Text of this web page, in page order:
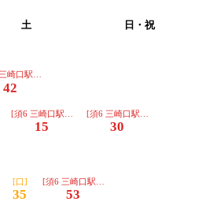
土 日・祝
岡]
崎口駅経由 三崎東岡]
42
岡][須6 三崎口駅経由 三崎東岡]
15
[須6 三崎口駅経由 三崎東岡]
30
]
岡][口]
35
[須6 三崎口駅経由 三崎東岡]
53